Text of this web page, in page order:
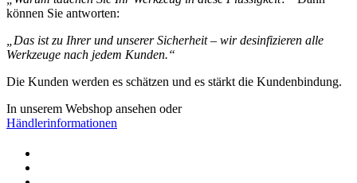
können Sie antworten:
„Das ist zu Ihrer und unserer Sicherheit – wir desinfizieren alle
Werkzeuge nach jedem Kunden.“
Die Kunden werden es schätzen und es stärkt die Kundenbindung.
In unserem Webshop ansehen oder
Händlerinformationen